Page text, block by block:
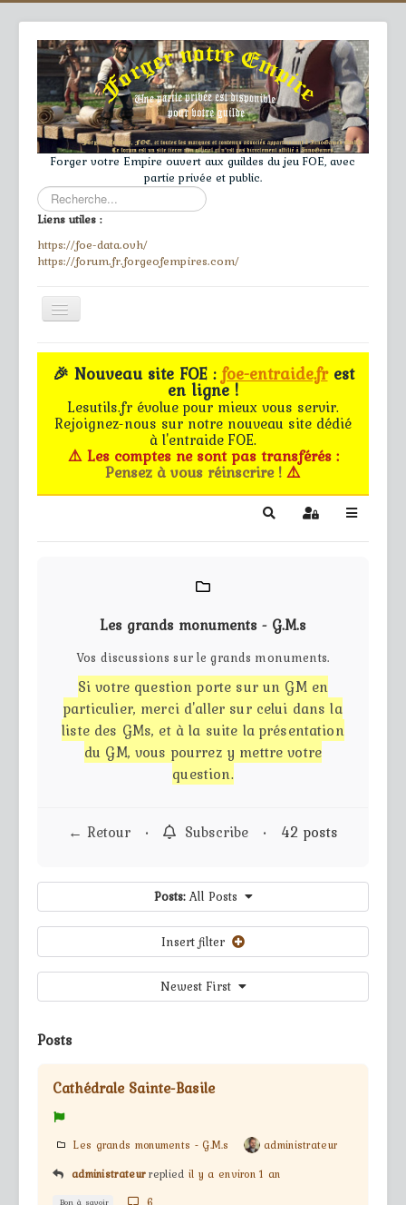
Forger votre Empire ouvert aux guildes du jeu FOE, avec
partie privée et public.
Rechercher
Liens utiles :
https://foe-data.ovh/
https://forum.fr.forgeofempires.com/
Toggle
Navigation
≡
Accueil
Le forum
Les G.M.s
Partie privée
Règles
Contact
🎉 Nouveau site FOE :foe-entraide.frest
en ligne !
Lesutils.fr évolue pour mieux vous servir.
Rejoignez-nous sur notre nouveau site dédié
à l'entraide FOE.
⚠️ Les comptes ne sont pas transférés :
Pensez à vous réinscrire !⚠️
SearchSign In
Les grands monuments - G.M.s
Vos discussions sur le grands monuments.
Si votre question porte sur un GM en
particulier, merci d'aller sur celui dans la
liste des GMs, et à la suite la présentation
du GM, vous pourrez y mettre votre
question.
← Retour • Subscribe • 42 posts
Posts: All Posts
Insert filter
Newest First
Posts
Cathédrale Sainte-Basile
Les grands monuments - G.M.s
administrateur
administrateur replied il y a environ 1 an
Bon à savoir